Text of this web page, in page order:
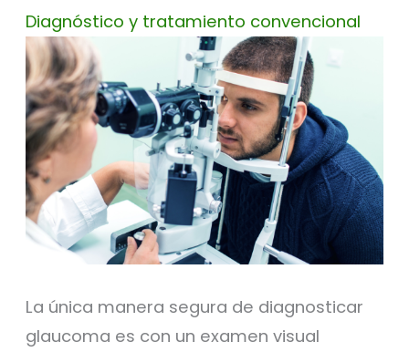
Diagnóstico y tratamiento convencional
La única manera segura de diagnosticar
glaucoma es con un examen visual